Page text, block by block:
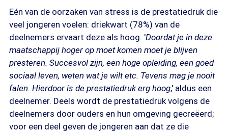
Eén van de oorzaken van stress is de prestatiedruk die
veel jongeren voelen: driekwart (78%) van de
deelnemers ervaart deze als hoog. 'Doordat je in deze
maatschappij hoger op moet komen moet je blijven
presteren. Succesvol zijn, een hoge opleiding, een goed
sociaal leven, weten wat je wilt etc. Tevens mag je nooit
falen. Hierdoor is de prestatiedruk erg hoog,' aldus een
deelnemer. Deels wordt de prestatiedruk volgens de
deelnemers door ouders en hun omgeving gecreëerd;
voor een deel geven de jongeren aan dat ze die